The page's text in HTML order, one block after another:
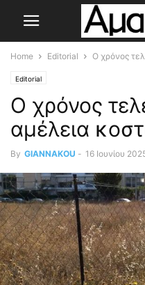
Home Editorial Ο χρόνος
Editorial
Ο χρόνος
αμέλεια
By GIANNAKOU - 16 Ιουνίου